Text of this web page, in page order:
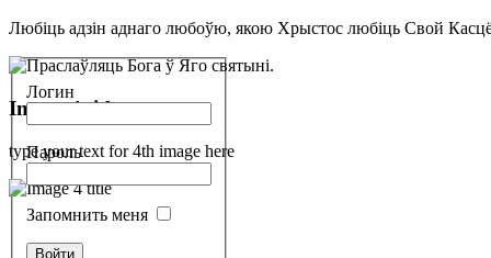
Любіць адзін аднаго любоўю, якою Хрыстос любіць Свой
Image 4 title
type your text for 4th image here
Логин
Пароль
Запомнить меня